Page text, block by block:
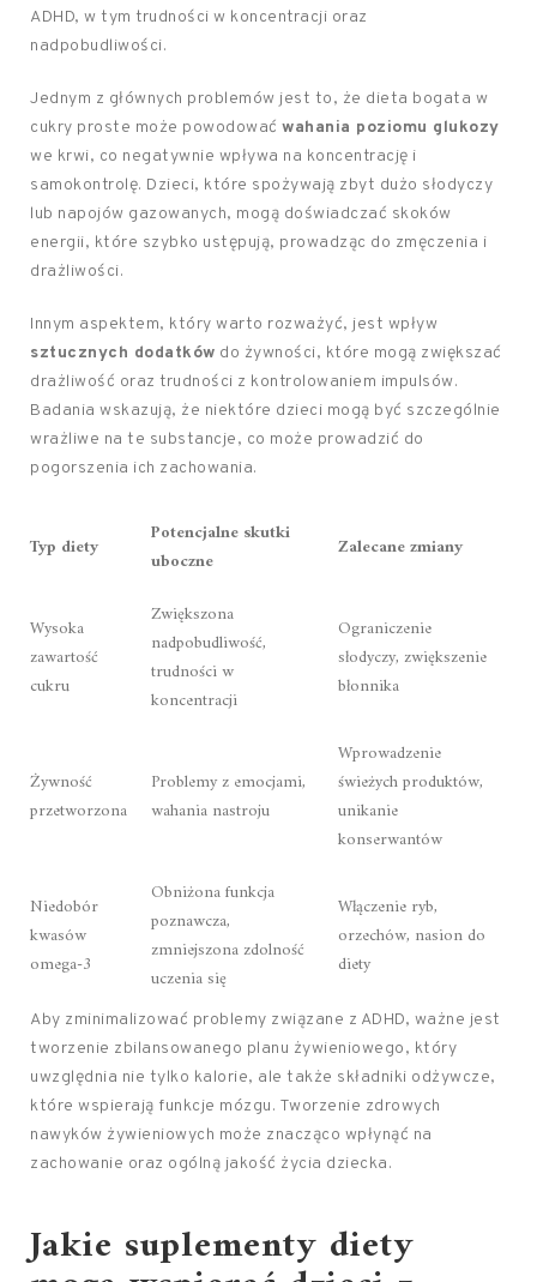
ADHD, w tym trudności w koncentracji oraz
nadpobudliwości.
Jednym z głównych problemów jest to, że dieta bogata w
cukry proste może powodować wahania poziomu glukozy
we krwi, co negatywnie wpływa na koncentrację i
samokontrolę. Dzieci, które spożywają zbyt dużo słodyczy
lub napojów gazowanych, mogą doświadczać skoków
energii, które szybko ustępują, prowadząc do zmęczenia i
drażliwości.
Innym aspektem, który warto rozważyć, jest wpływ
sztucznych dodatków do żywności, które mogą zwiększać
drażliwość oraz trudności z kontrolowaniem impulsów.
Badania wskazują, że niektóre dzieci mogą być szczególnie
wrażliwe na te substancje, co może prowadzić do
pogorszenia ich zachowania.
Typ diety
Potencjalne skutki
uboczne
Zalecane zmiany
Wysoka
zawartość
cukru
Zwiększona
nadpobudliwość,
trudności w
koncentracji
Ograniczenie
słodyczy, zwiększenie
błonnika
Żywność
przetworzona
Problemy z emocjami,
wahania nastroju
Wprowadzenie
świeżych produktów,
unikanie
konserwantów
Niedobór
kwasów
omega-3
Obniżona funkcja
poznawcza,
zmniejszona zdolność
uczenia się
Włączenie ryb,
orzechów, nasion do
diety
Aby zminimalizować problemy związane z ADHD, ważne jest
tworzenie zbilansowanego planu żywieniowego, który
uwzględnia nie tylko kalorie, ale także składniki odżywcze,
które wspierają funkcje mózgu. Tworzenie zdrowych
nawyków żywieniowych może znacząco wpłynąć na
zachowanie oraz ogólną jakość życia dziecka.
Jakie suplementy diety